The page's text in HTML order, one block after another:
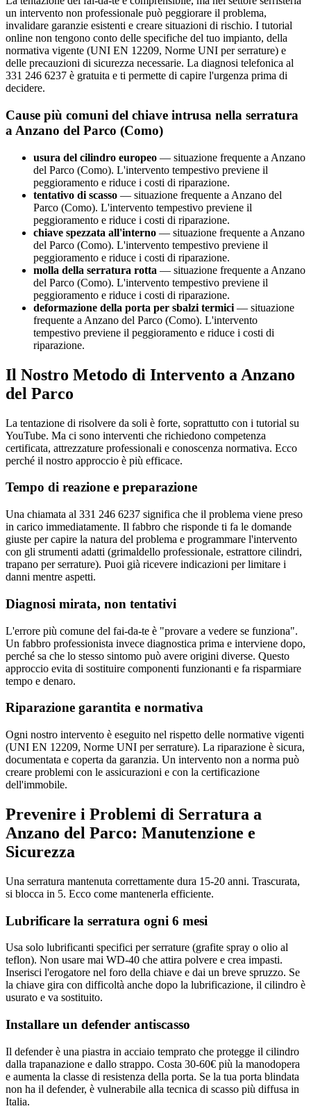
un intervento non professionale può peggiorare il problema,
invalidare garanzie esistenti e creare situazioni di rischio. I tutorial
online non tengono conto delle specifiche del tuo impianto, della
normativa vigente (UNI EN 12209, Norme UNI per serrature) e
delle precauzioni di sicurezza necessarie. La diagnosi telefonica al
331 246 6237 è gratuita e ti permette di capire l'urgenza prima di
decidere.
Cause più comuni del chiave intrusa nella serratura
a Anzano del Parco (Como)
usura del cilindro europeo — situazione frequente a Anzano
del Parco (Como). L'intervento tempestivo previene il
peggioramento e riduce i costi di riparazione.
tentativo di scasso — situazione frequente a Anzano del
Parco (Como). L'intervento tempestivo previene il
peggioramento e riduce i costi di riparazione.
chiave spezzata all'interno — situazione frequente a Anzano
del Parco (Como). L'intervento tempestivo previene il
peggioramento e riduce i costi di riparazione.
molla della serratura rotta — situazione frequente a Anzano
del Parco (Como). L'intervento tempestivo previene il
peggioramento e riduce i costi di riparazione.
deformazione della porta per sbalzi termici — situazione
frequente a Anzano del Parco (Como). L'intervento
tempestivo previene il peggioramento e riduce i costi di
riparazione.
Il Nostro Metodo di Intervento a Anzano
del Parco
La tentazione di risolvere da soli è forte, soprattutto con i tutorial su
YouTube. Ma ci sono interventi che richiedono competenza
certificata, attrezzature professionali e conoscenza normativa. Ecco
perché il nostro approccio è più efficace.
Tempo di reazione e preparazione
Una chiamata al 331 246 6237 significa che il problema viene preso
in carico immediatamente. Il fabbro che risponde ti fa le domande
giuste per capire la natura del problema e programmare l'intervento
con gli strumenti adatti (grimaldello professionale, estrattore cilindri,
trapano per serrature). Puoi già ricevere indicazioni per limitare i
danni mentre aspetti.
Diagnosi mirata, non tentativi
L'errore più comune del fai-da-te è "provare a vedere se funziona".
Un fabbro professionista invece diagnostica prima e interviene dopo,
perché sa che lo stesso sintomo può avere origini diverse. Questo
approccio evita di sostituire componenti funzionanti e fa risparmiare
tempo e denaro.
Riparazione garantita e normativa
Ogni nostro intervento è eseguito nel rispetto delle normative vigenti
(UNI EN 12209, Norme UNI per serrature). La riparazione è sicura,
documentata e coperta da garanzia. Un intervento non a norma può
creare problemi con le assicurazioni e con la certificazione
dell'immobile.
Prevenire i Problemi di Serratura a
Anzano del Parco: Manutenzione e
Sicurezza
Una serratura mantenuta correttamente dura 15-20 anni. Trascurata,
si blocca in 5. Ecco come mantenerla efficiente.
Lubrificare la serratura ogni 6 mesi
Usa solo lubrificanti specifici per serrature (grafite spray o olio al
teflon). Non usare mai WD-40 che attira polvere e crea impasti.
Inserisci l'erogatore nel foro della chiave e dai un breve spruzzo. Se
la chiave gira con difficoltà anche dopo la lubrificazione, il cilindro è
usurato e va sostituito.
Installare un defender antiscasso
Il defender è una piastra in acciaio temprato che protegge il cilindro
dalla trapanazione e dallo strappo. Costa 30-60€ più la manodopera
e aumenta la classe di resistenza della porta. Se la tua porta blindata
non ha il defender, è vulnerabile alla tecnica di scasso più diffusa in
Italia.